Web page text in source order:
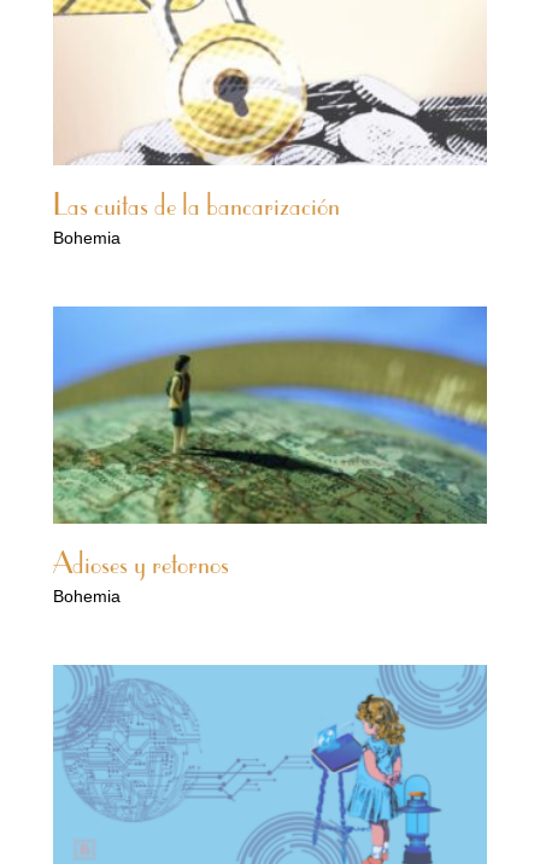
Las cuitas de la bancarización
Bohemia
Adioses y retornos
Bohemia